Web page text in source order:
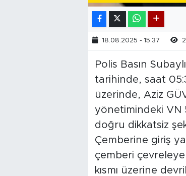
18.08.2025 - 15:37
Polis Basın
tarihinde, saat
üzerinde, Aziz
yönetimindeki VN
doğru dikkatsiz
Çemberine giriş
çemberi
kısmı üzerine